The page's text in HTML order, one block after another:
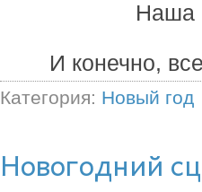
Наша
И конечно,
Категория: Новый год
Новогодний